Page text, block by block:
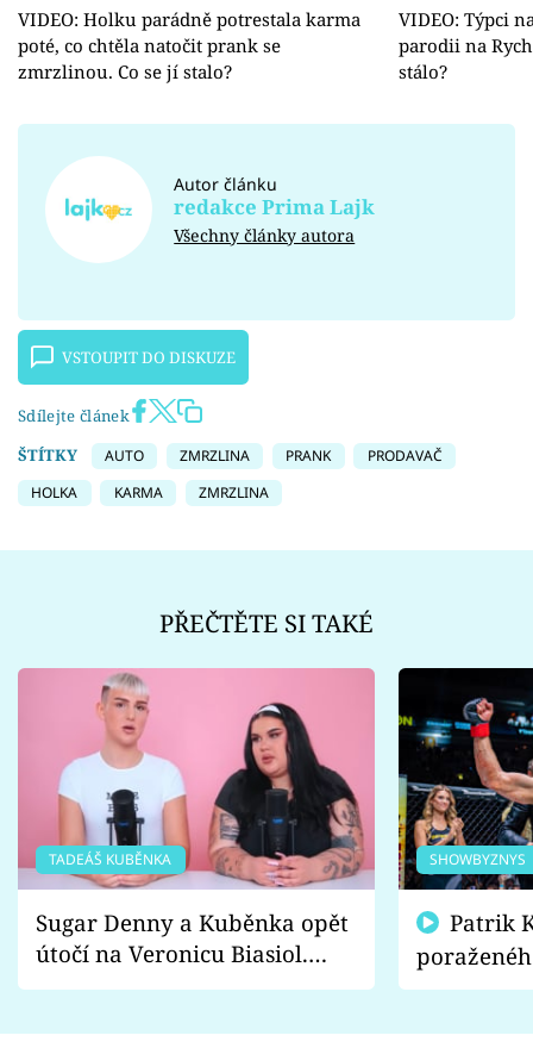
VIDEO: Holku parádně potrestala karma
poté, co chtěla natočit prank se
zmrzlinou. Co se jí stalo?
VIDEO: Týpci
parodii na
stálo?
Autor článku
redakce Prima Lajk
Všechny články autora
VSTOUPIT DO DISKUZE
Sdílejte článek
ŠTÍTKY
AUTO ZMRZLINA PRANK
PRODAVAČ
HOLKA
KARMA ZMRZLINA
PŘEČTĚTE SI TAKÉ
TADEÁŠ KUBĚNKA
Sugar Denny a Kuběnka opět
útočí na Veronicu Biasiol.
Proč je podle nich falešná a
SHOWBYZNYS
fanoušci